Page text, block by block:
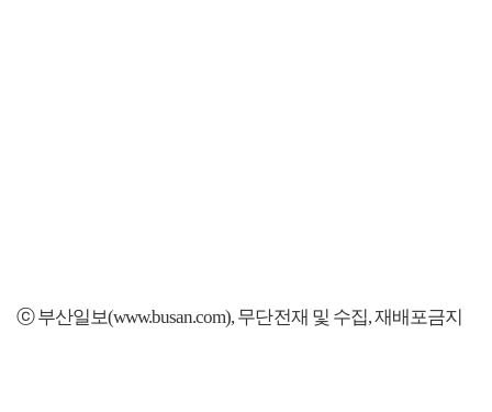
ⓒ 부산일보(www.busan.com), 무단전재 및 수집, 재배포금지